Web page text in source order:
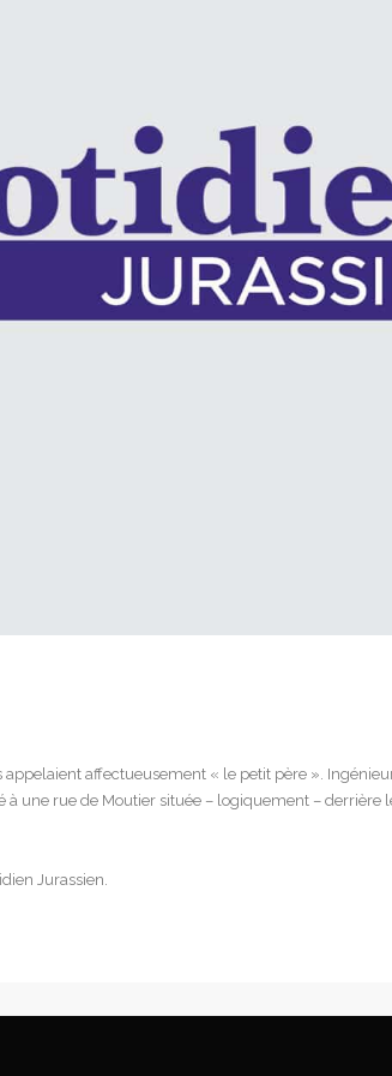
affectueusement « le petit père ».
une rue de Moutier située – logiquement – derrière
Jurassien.